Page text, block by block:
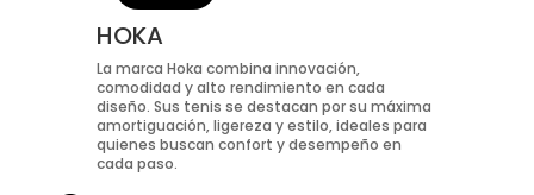
HOKA
La marca Hoka combina innovación,
comodidad y alto rendimiento en cada
diseño. Sus tenis se destacan por su máxima
amortiguación, ligereza y estilo, ideales para
quienes buscan confort y desempeño en
cada paso.